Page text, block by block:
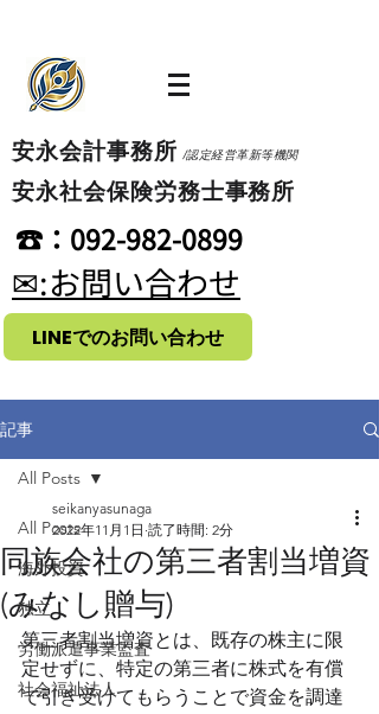
​安永会計事務所 /認定経営革新等機関
​安永社会保険労務士事務所
​☎：092-982-0899
​✉:お問い合わせ
LINEでのお問い合わせ
記事
All Posts
海外投資
独立
労働派遣事業監査
社会福祉法人
All Posts
同族会社の第三者割当増資
(みなし贈与)
seikanyasunaga
2022年11月1日 読了時間: 2分
第三者割当増資とは、既存の株主に限
定せずに、特定の第三者に株式を有償
で引き受けてもらうことで資金を調達